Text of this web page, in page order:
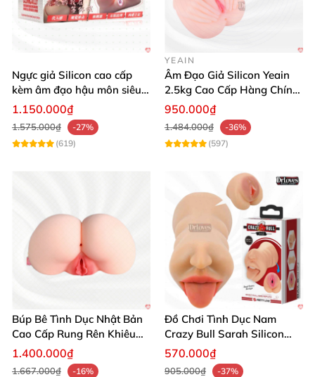
Ngực giả Silicon cao cấp
kèm âm đạo hậu môn siêu
thật BIG BREAST
1.150.000₫
1.575.000₫
-27%
(619)
YEAIN
Âm Đạo Giả Silicon Yeain
2.5kg Cao Cấp Hàng Chính
Hãng
950.000₫
1.484.000₫
-36%
(597)
Búp Bê Tình Dục Nhật Bản
Cao Cấp Rung Rên Khiêu
Gợi 2 Lỗ
1.400.000₫
1.667.000₫
-16%
Đồ Chơi Tình Dục Nam
Crazy Bull Sarah Silicon
Cao Cấp
570.000₫
905.000₫
-37%